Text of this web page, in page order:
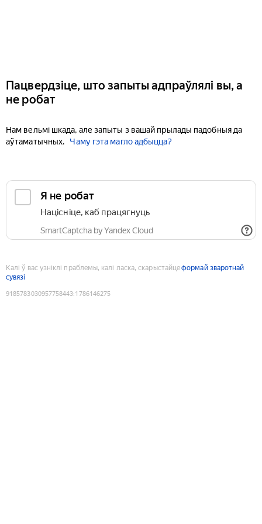
Пацвердзіце, што запыты адпраўлялі вы, а
не робат
Нам вельмі шкада, але запыты з вашай прылады падобныя да
аўтаматычных.
Чаму гэта магло адбыцца?
Я не робат
Націсніце, каб працягнуць
SmartCaptcha by Yandex Cloud
Калі ў вас узніклі праблемы, калі ласка, скарыстайцеформай зваротнай
сувязі
9185783030957758443:1786146275